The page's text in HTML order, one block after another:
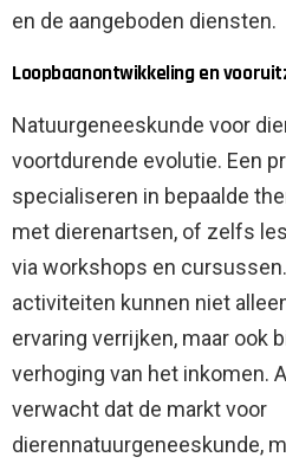
en de aangeboden diensten.
Loopbaanontwikkeling en
Natuurgeneeskunde voor
voortdurende evolutie. Een
specialiseren in bepaalde
met dierenartsen, of zelfs
via workshops en
activiteiten kunnen niet
ervaring verrijken, maar ook
verhoging van het inkomen.
verwacht dat de markt voor
dierennatuurgeneeskunde,